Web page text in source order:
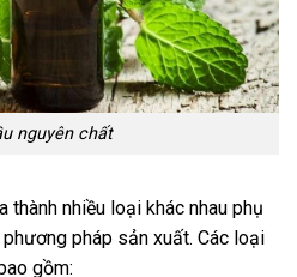
nguyên chất
thành nhiều loại khác nhau phụ
pháp sản xuất. Các loại
gồm: